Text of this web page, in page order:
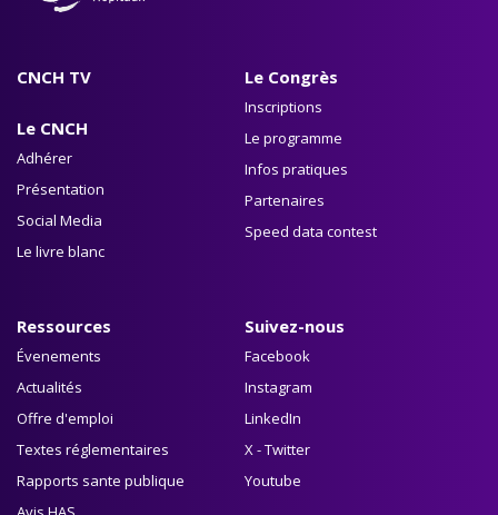
CNCH TV
Le CNCH
Adhérer
Présentation
Social Media
Le livre blanc
Le Congrès
Inscriptions
Le programme
Infos pratiques
Partenaires
Speed data contest
Ressources
Évenements
Actualités
Offre d'emploi
Textes réglementaires
Rapports sante publique
Suivez-nous
Facebook
Instagram
LinkedIn
X - Twitter
Youtube